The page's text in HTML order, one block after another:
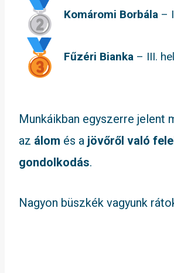
Komáromi Borbála–
Fűzéri Bianka– III.
Munkáikban egyszerre jelent
az álom és a jövőről való
gondolkodás.
Nagyon büszkék vagyunk